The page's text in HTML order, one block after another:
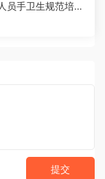
员手卫生规范培训
提交